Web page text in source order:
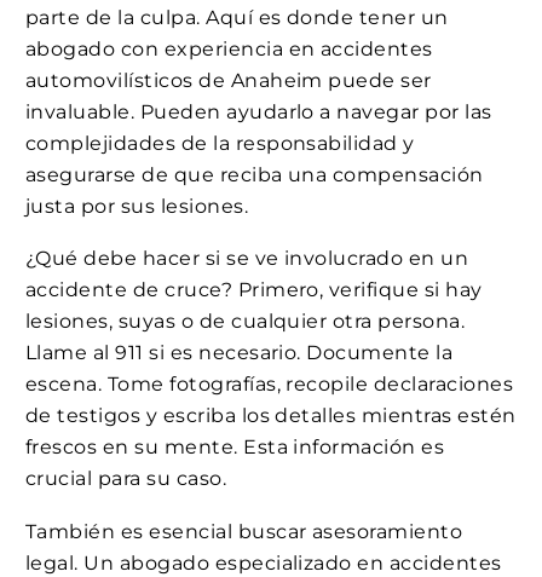
parte de la culpa. Aquí es donde tener un
abogado con experiencia en accidentes
automovilísticos de Anaheim puede ser
invaluable. Pueden ayudarlo a navegar por las
complejidades de la responsabilidad y
asegurarse de que reciba una compensación
justa por sus lesiones.
¿Qué debe hacer si se ve involucrado en un
accidente de cruce? Primero, verifique si hay
lesiones, suyas o de cualquier otra persona.
Llame al 911 si es necesario. Documente la
escena. Tome fotografías, recopile declaraciones
de testigos y escriba los detalles mientras estén
frescos en su mente. Esta información es
crucial para su caso.
También es esencial buscar asesoramiento
legal. Un abogado especializado en accidentes